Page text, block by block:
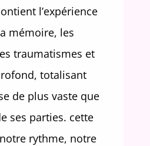
l’expérience
mémoire, les
traumatismes et
totalisant
de plus vaste que
ses parties. cette
rythme, notre